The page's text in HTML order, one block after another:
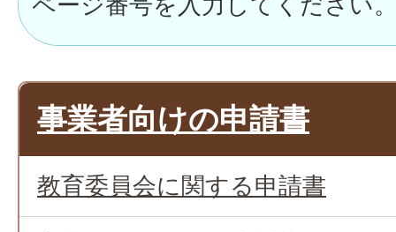
事業者向けの申請書
教育委員会に関する申請書